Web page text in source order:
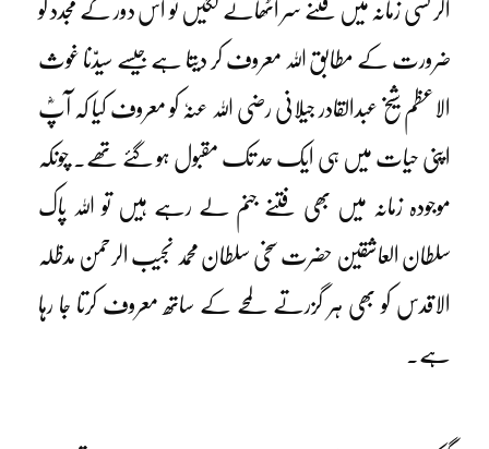
اگر کسی زمانہ میں فتنے سر اٹھانے لگیں تو اس دور کے مجدد کو
ضرورت کے مطابق اللہ معروف کر دیتا ہے جیسے سیدّنا غوث
الاعظم شیخ عبدالقادر جیلانی رضی اللہ عنہٗ کو معروف کیا کہ آپؓ
اپنی حیات میں ہی ایک حد تک مقبول ہو گئے تھے۔ چونکہ
موجودہ زمانہ میں بھی فتنے جنم لے رہے ہیں تو اللہ پاک
سلطان العاشقین حضرت سخی سلطان محمد نجیب الرحمن مدظلہ
الاقدس کو بھی ہر گزرتے لمحے کے ساتھ معروف کرتا جا رہا
ہے۔